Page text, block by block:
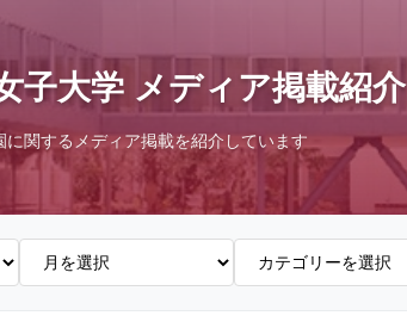
子大学 メディア掲載紹介
に関するメディア掲載を紹介しています